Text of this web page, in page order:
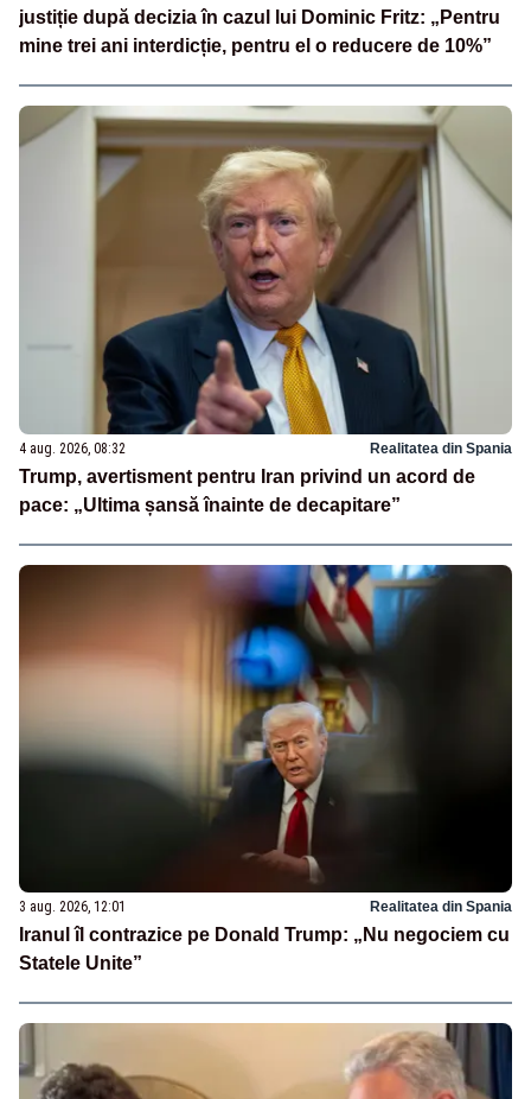
justiție după decizia în cazul lui Dominic Fritz: „Pentru
mine trei ani interdicție, pentru el o reducere de 10%”
4 aug. 2026, 08:32 Realitatea din Spania
Trump, avertisment pentru Iran privind un acord de
pace: „Ultima șansă înainte de decapitare”
3 aug. 2026, 12:01 Realitatea din Spania
Iranul îl contrazice pe Donald Trump: „Nu negociem cu
Statele Unite”